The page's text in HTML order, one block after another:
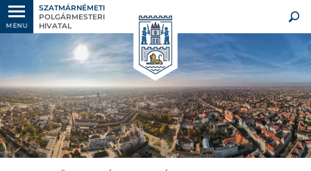
MENU
SZATMÁRNÉMETI
POLGÁRMESTERI
HIVATAL